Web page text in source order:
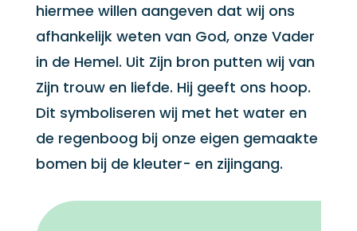
hiermee willen aangeven dat wij ons
afhankelijk weten van God, onze Vader
in de Hemel. Uit Zijn bron putten wij van
Zijn trouw en liefde. Hij geeft ons hoop.
Dit symboliseren wij met het water en
de regenboog bij onze eigen gemaakte
bomen bij de kleuter- en zijingang.